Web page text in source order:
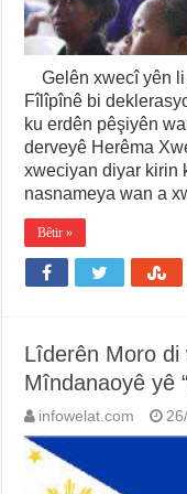
Gelên xwecî yên li
Fîlîpînê bi
ku erdên pêşiyên
derveyê Herêma
xweciyan diyar kirin
nasnameya wan a
Bêtir »
Lîderên Moro di
Mîndanaoyê yê
infowelat.com